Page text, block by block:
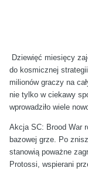
Dziewięć miesięcy
do kosmicznej
milionów graczy na
nie tylko w ciekawy
wprowadziło wiele
Akcja SC: Brood War
bazowej grze. Po
stanowią poważne
Protossi, wspierani